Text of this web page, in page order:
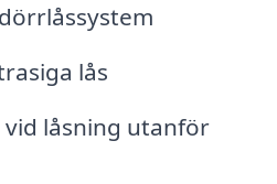
lås
vid låsning utanför